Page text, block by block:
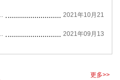
2021年10月21
2021年09月13
更多>>